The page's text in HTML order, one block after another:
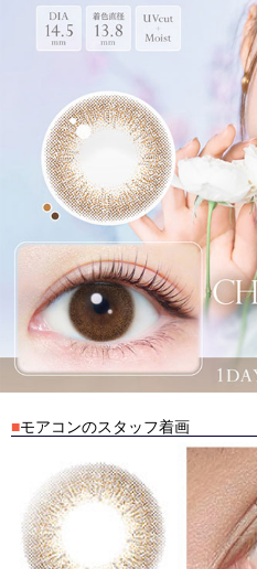
■モアコンのスタッフ着画